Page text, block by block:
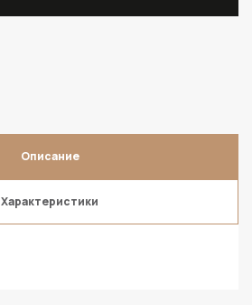
Описание
Характеристики